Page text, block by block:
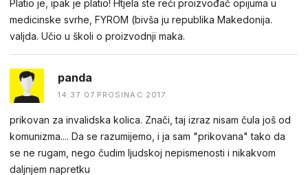
Platio je, ipak je platio! Htjela ste reći proizvođač opijuma u
medicinske svrhe, FYROM (bivša ju republika Makedonija.
valjda. Učio u školi o proizvodnji maka.
panda
14:37 07.PROSINAC 2017.
prikovan za invalidska kolica. Znači, taj izraz nisam čula još od
komunizma.... Da se razumijemo, i ja sam "prikovana" tako da
se ne rugam, nego čudim ljudskoj nepismenosti i nikakvom
daljnjem napretku